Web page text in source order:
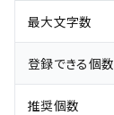
最大文字数
登録できる個数
推奨個数